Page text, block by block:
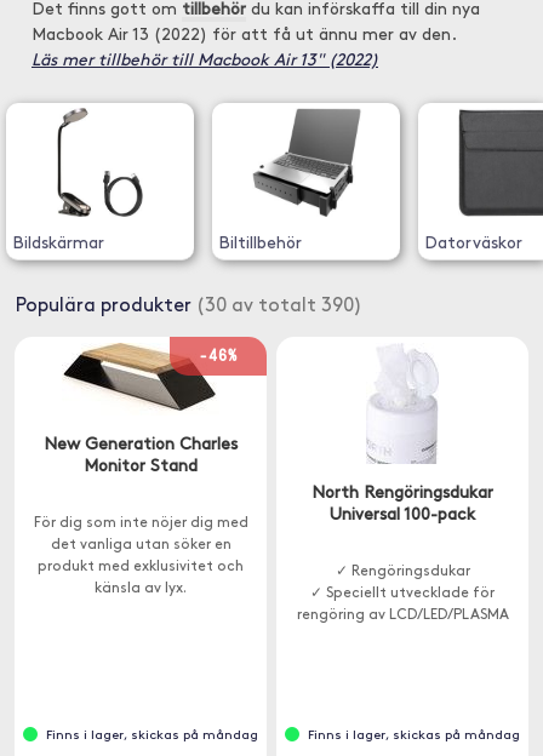
Det finns gott om tillbehör du kan införskaffa till din nya
Macbook Air 13 (2022) för att få ut ännu mer av den.
Läs mer tillbehör till Macbook Air 13" (2022)
Bildskärmar Biltillbehör Datorväskor
Populära produkter (30 av totalt 390)
-46%
New Generation Charles
Monitor Stand
För dig som inte nöjer dig med
det vanliga utan söker en
produkt med exklusivitet och
känsla av lyx.
Finns i lager, skickas på måndag
North Rengöringsdukar
Universal 100-pack
✓ Rengöringsdukar
✓ Speciellt utvecklade för
rengöring av LCD/LED/PLASMA
Finns i lager, skickas på måndag